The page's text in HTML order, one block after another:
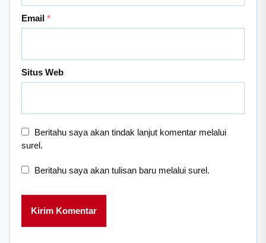
Email *
Situs Web
Beritahu saya akan tindak lanjut komentar melalui
surel.
Beritahu saya akan tulisan baru melalui surel.